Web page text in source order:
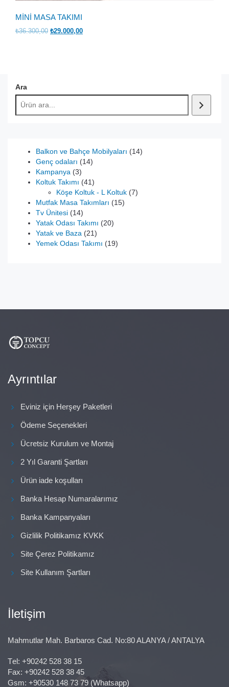
MİNİ MASA TAKIMI
₺36.300,00 Orijinal
₺29.000,00Şu
Ara
Balkon ve Bahçe Mobilyaları 1414
Genç odaları 1414
Kampanya 33
ürün
Koltuk Takımı 4141
ürün
Köşe Koltuk - L Koltuk 77
Mutfak Masa Takımları 1515
Tv Ünitesi 1414
ürün
Yatak Odası Takımı 2020
Yatak ve Baza 2121
ürün
Yemek Odası Takımı 1919
Ayrıntılar
Eviniz için Herşey Paketleri
Ödeme Seçenekleri
Ücretsiz Kurulum ve Montaj
2 Yıl Garanti Şartları
Ürün iade koşulları
Banka Hesap Numaralarımız
Banka Kampanyaları
Gizlilik Politikamız KVKK
Site Çerez Politikamız
Site Kullanım Şartları
İletişim
Mahmutlar Mah. Barbaros Cad. No:80 ALANYA / ANTALYA
Тel: +90242 528 38 15
Fax: +90242 528 38 45
Gsm: +90530 148 73 79 (Whatsapp)